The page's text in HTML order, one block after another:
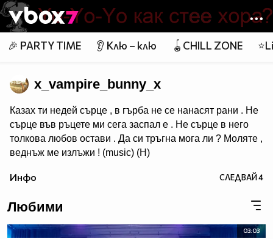
Member of
👾
🎉 PARTY TIME 👂 Клю – клю 🪀CHILL ZONE
x_vampire_bunny_x
Казах ти недей сърце , в гърба не се нанасят рани . Не
сърце във ръцете ми сега заспал е . Не сърце в него
толкова любов остави . Да си тръгна мога ли ? Моляте ,
веднъж ме излъжи ! (music) (H)
Инфо СЛЕДВАЙ4
Любими
03:03